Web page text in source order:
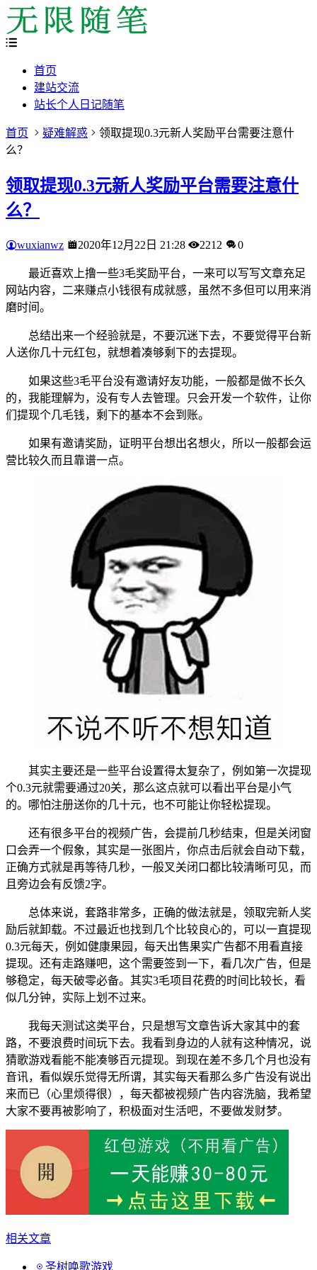
首页
建站交流
站长个人日记随笔
首页 疑难解惑
领取提现0.3元新人奖励平台需要注意什
么？
领取提现0.3元新人奖励平台需要注意什
么？
wuxianwz 2020年12月22日 21:28 2212 0
最近喜欢上撸一些3毛奖励平台，一来可以写写文章充足
网站内容，二来赚点小钱很有成就感，虽然不多但可以用来消
磨时间。
总结出来一个经验就是，不要沉迷下去，不要觉得平台新
人送你几十元红包，就想着凑够剩下的去提现。
如果这些3毛平台没有邀请好友功能，一般都是做不长久
的，我能理解为，没有专人去管理。只会开发一个软件，让你
们提现个几毛钱，剩下的基本不会到账。
如果有邀请奖励，证明平台想出名想火，所以一般都会运
营比较久而且靠谱一点。
其实主要还是一些平台设置得太复杂了，例如第一次提现
个0.3元就需要通过20关，那么这点就可以看出平台是小气
的。哪怕注册送你的几十元，也不可能让你轻松提现。
还有很多平台的视频广告，会提前几秒结束，但是关闭窗
口会弄一个假象，其实是一张图片，你点击后就会自动下载，
正确方式就是再等待几秒，一般叉关闭口都比较清晰可见，而
且旁边会有反馈2字。
总体来说，套路非常多，正确的做法就是，领取完新人奖
励后就卸载。不过最近也找到几个比较良心的，可以一直提现
0.3元每天，例如健康果园，每天出售果实广告都不用看直接
提现。还有走路赚吧，这个需要签到一下，看几次广告，但是
够稳定，每天破零必备。其实3毛项目花费的时间比较长，看
似几分钟，实际上划不过来。
我每天测试这类平台，只是想写文章告诉大家其中的套
路，不要浪费时间玩下去。我看到身边的人就有这种情况，说
猜歌游戏看能不能凑够百元提现。到现在差不多几个月也没有
音讯，看似娱乐觉得无所谓，其实每天看那么多广告没有说出
来而已（心里烦得很），每天都被视频广告内容洗脑，我希望
大家不要再被影响了，积极面对生活吧，不要做发财梦。
相关文章
圣树唤歌游戏